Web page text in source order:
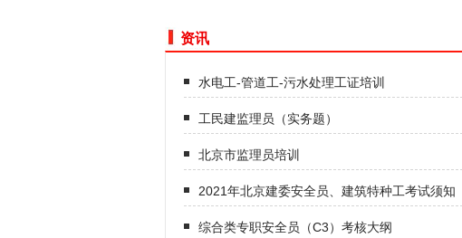
资讯
水电工-管道工-污水处理工证培训
工民建监理员（实务题）
北京市监理员培训
2021年北京建委安全员、建筑特种工考试须知
综合类专职安全员（C3）考核大纲